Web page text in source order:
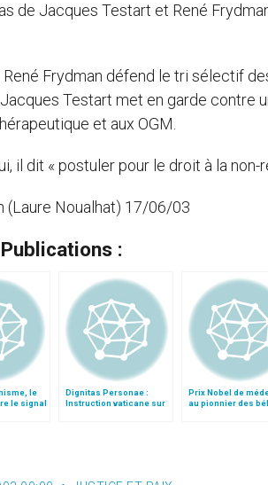
de Jacques Testart et René
René Frydman défend le tri sélectif
Testart met en garde contre
et aux OGM.
il dit « postuler pour le droit à la non-
(Laure Noualhat) 17/06/03
:
le
le signal
Dignitas Personae :
Instruction vaticane sur
Prix Nobel de
au pionnier des